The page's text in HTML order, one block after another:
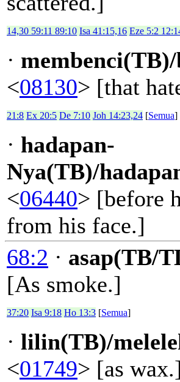
14,30 59:11 89:10 Isa 41:15,16 Eze 5:2
·
<08130> [that
21:8 Ex 20:5 De 7:10 Joh 14:23,24 [Semua]
· hadapan-
Nya(TB)/
<06440> [before
from his face.]
68:2 · asap(TB/
[As smoke.]
37:20 Isa 9:18 Ho 13:3 [Semua]
· lilin(TB)/
<01749> [as wax.]